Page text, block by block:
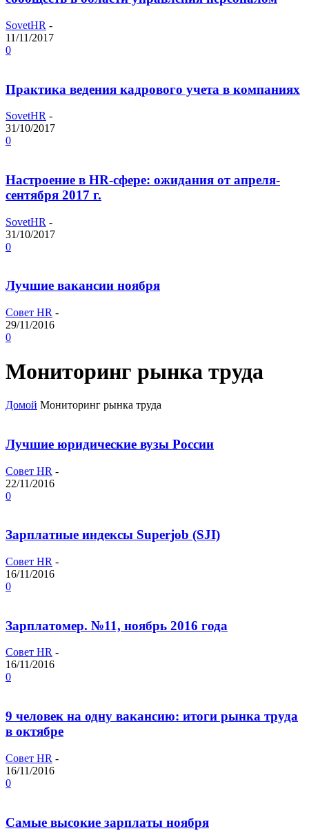
SovetHR -
11/11/2017
0
Практика ведения кадрового учета в компаниях
SovetHR -
31/10/2017
0
Настроение в HR-сфере: ожидания от апреля-
сентября 2017 г.
SovetHR -
31/10/2017
0
Лучшие вакансии ноября
Совет HR -
29/11/2016
0
Мониторинг рынка труда
Домой Мониторинг рынка труда
Лучшие юридические вузы России
Совет HR -
22/11/2016
0
Зарплатные индексы Superjob (SJI)
Совет HR -
16/11/2016
0
Зарплатомер. №11, ноябрь 2016 года
Совет HR -
16/11/2016
0
9 человек на одну вакансию: итоги рынка труда
в октябре
Совет HR -
16/11/2016
0
Самые высокие зарплаты ноября